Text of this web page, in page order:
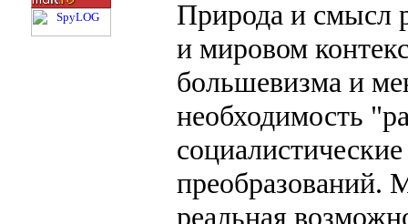
Природа и смысл
и мировом
большевизма и
необходимость
преобразований.
реальная